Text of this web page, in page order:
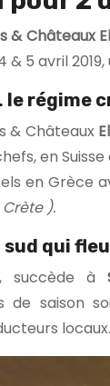
& Châteaux
& 5 avril
régime
& Châteaux
en
en Grèce
).
sud qui
, succède à
saison
locaux.